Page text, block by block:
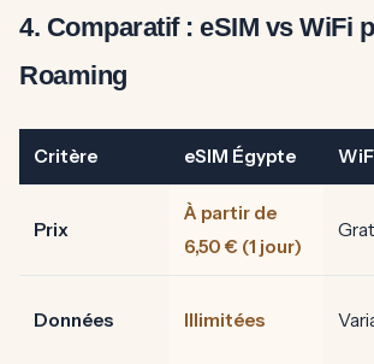
4. Comparatif : eSIM vs WiFi
Roaming
Critère eSIM Égypte
Prix
À partir de
6,50 € (1 jour)
Données Illimitées